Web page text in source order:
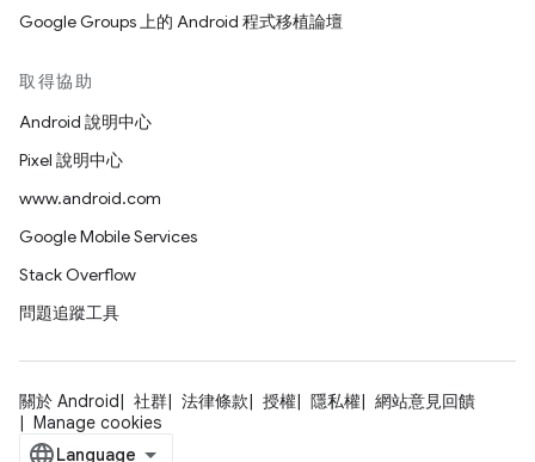
Google Groups 上的 Android 程式移植論壇
取得協助
Android 說明中心
Pixel 說明中心
www.android.com
Google Mobile Services
Stack Overflow
問題追蹤工具
關於 Android 社群 法律條款 授權 隱私權
網站意見回饋
Manage cookies